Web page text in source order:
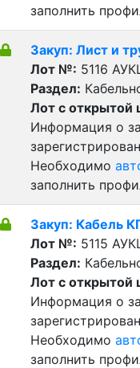
заполнить
Закуп: Лист и
Лот №: 5116
Раздел:
Лот с открытой
Информация о
Необходимо
заполнить
Закуп: Кабель
Лот №: 5115
Раздел:
Лот с открытой
Информация о
Необходимо
заполнить